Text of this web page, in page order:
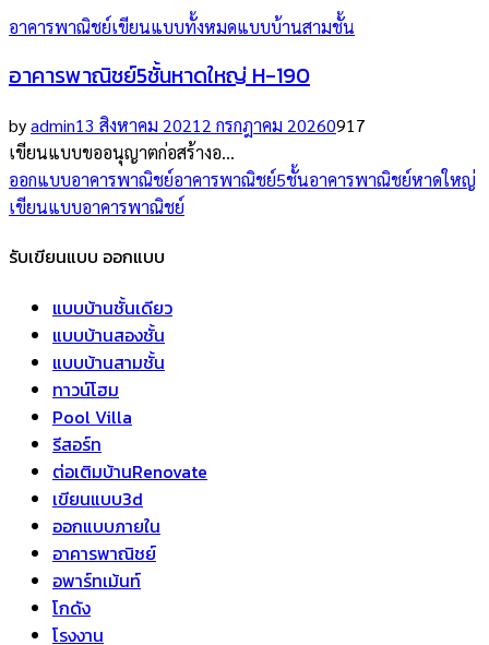
อาคารพาณิชย์เขียนแบบทั้งหมดแบบบ้านสามชั้น
อาคารพาณิชย์5ชั้นหาดใหญ่ H-190
byadmin13 สิงหาคม 20212 กรกฎาคม 20260917
เขียนแบบขออนุญาตก่อสร้างอ...
ออกแบบอาคารพาณิชย์อาคารพาณิชย์5ชั้นอาคารพาณิชย์หาดใหญ่
เขียนแบบอาคารพาณิชย์
รับเขียนแบบ ออกแบบ
แบบบ้านชั้นเดียว
แบบบ้านสองชั้น
แบบบ้านสามชั้น
ทาวน์โฮม
Pool Villa
รีสอร์ท
ต่อเติมบ้านRenovate
เขียนแบบ3d
ออกแบบภายใน
อาคารพาณิชย์
อพาร์ทเม้นท์
โกดัง
โรงงาน